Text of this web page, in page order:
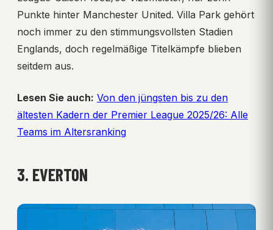
Punkte hinter Manchester United. Villa Park gehört
noch immer zu den stimmungsvollsten Stadien
Englands, doch regelmäßige Titelkämpfe blieben
seitdem aus.
Lesen Sie auch: Von den jüngsten bis zu den
ältesten Kadern der Premier League 2025/26: Alle
Teams im Altersranking
3. EVERTON